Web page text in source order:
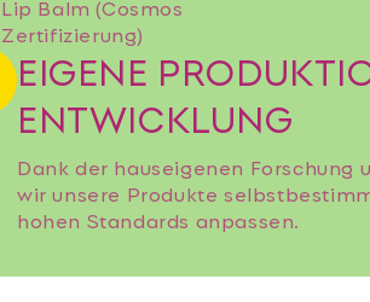
Lip Balm (Cosmos
Zertifizierung)
EIGENE
ENTWICKLUNG
Dank der hauseigenen Forschung
wir unsere Produkte
hohen Standards anpassen.